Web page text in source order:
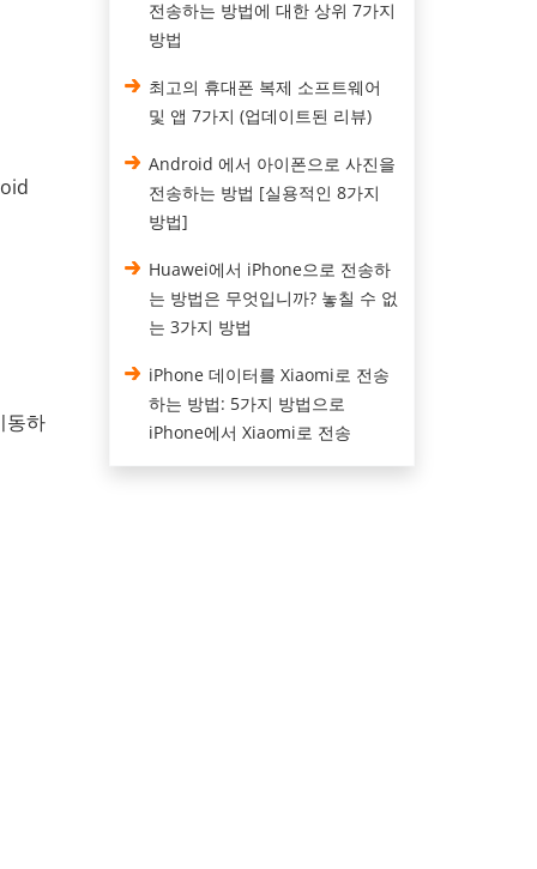
동하
전송하는 방법에 대한 상위 7가지
방법
최고의 휴대폰 복제 소프트웨어
및 앱 7가지 (업데이트된 리뷰)
Android 에서 아이폰으로 사진을
전송하는 방법 [실용적인 8가지
방법]
Huawei에서 iPhone으로 전송하
는 방법은 무엇입니까? 놓칠 수 없
는 3가지 방법
iPhone 데이터를 Xiaomi로 전송
하는 방법: 5가지 방법으로
iPhone에서 Xiaomi로 전송